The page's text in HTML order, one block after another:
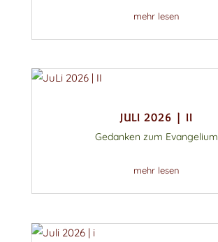
mehr lesen
JULI 2026 | II
Gedanken zum Evangelium
mehr lesen